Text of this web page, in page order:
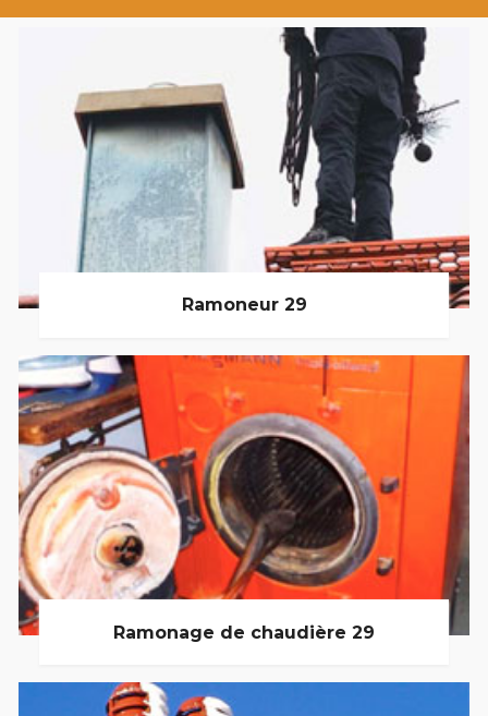
Ramoneur 29
Ramonage de chaudière 29